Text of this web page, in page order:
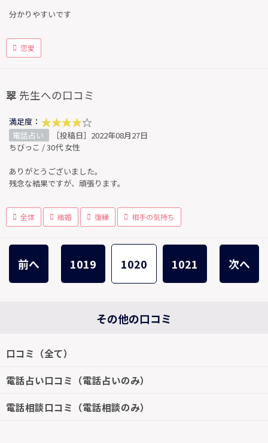
分かりやすいです
恋愛
翠 先生への口コミ
満足度：
電話占い
［投稿日］2022年08月27日
ちびっこ / 30代 女性
ありがとうございました。
残念な結果ですが、頑張ります。
全体 結婚 復縁 相手の気持ち
前へ 1019 1020 1021 次へ
その他の口コミ
口コミ（全て）
電話占い口コミ（電話占いのみ）
電話相談口コミ（電話相談のみ）